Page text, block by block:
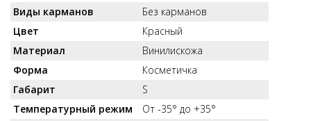
Виды карманов
Без карманов
Цвет
Красный
Материал
Винилискожа
Форма
Косметичка
Габарит
S
Температурный режим
От -35° до +35°